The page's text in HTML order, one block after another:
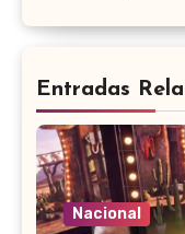
Entradas
Nacional